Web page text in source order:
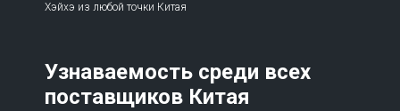
Хэйхэ из любой точки Китая
Узнаваемость среди всех
поставщиков Китая